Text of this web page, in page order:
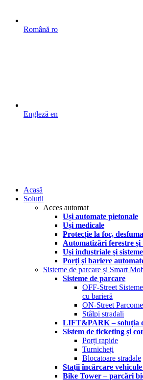
Română ro
Engleză en
Acasă
Soluții
Acces automat
Uși automate pietonale
Uși medicale
Protecție la foc,
Automatizări ferestre și
Uși industriale și
Porți și bariere
Sisteme de parcare și Smart
Sisteme de parcare
OFF-Street
cu barieră
ON-Street
Stâlpi stradali
LIFT&PARK – soluția
Sistem de ticketing și
Porți rapide
Turnicheți
Blocatoare stradale
Stații încărcare
Bike Tower – parcări